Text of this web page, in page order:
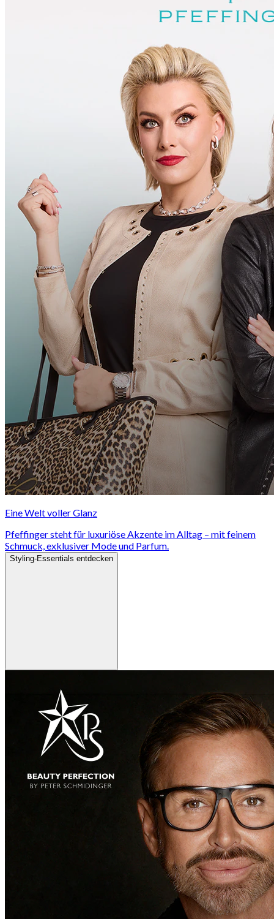
Eine Welt voller Glanz
Pfeffinger steht für luxuriöse Akzente im Alltag – mit feinem
Schmuck, exklusiver Mode und Parfum.
Styling-Essentials entdecken